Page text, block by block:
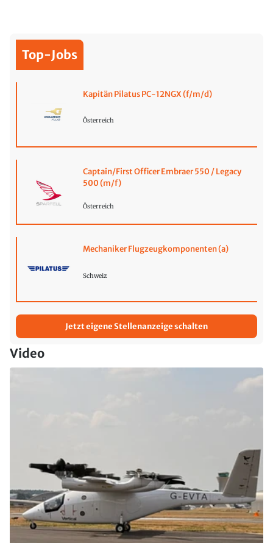
Top-Jobs
Kapitän Pilatus PC-12NGX (f/m/d)
Österreich
Captain/First Officer Embraer 550 / Legacy
500 (m/f)
Österreich
Mechaniker Flugzeugkomponenten (a)
Schweiz
Jetzt eigene Stellenanzeige schalten
Video